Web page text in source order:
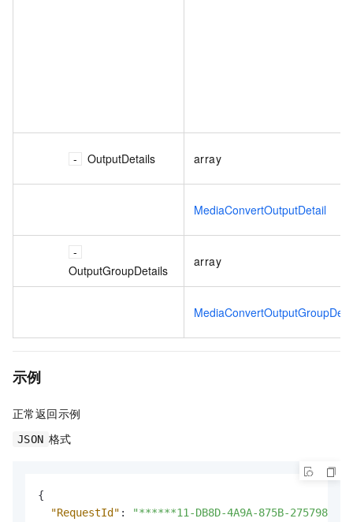
OutputDetails array
MediaConvertOutputDetail
OutputGroupDetails
array
示例
正常返回示例
JSON 格式
{
"RequestId" :
"******11-DB8D-4A9A-875B-